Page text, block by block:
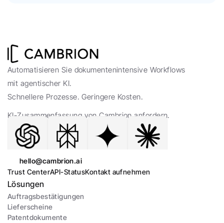
Automatisieren Sie dokumentenintensive Workflows
mit agentischer KI.
Schnellere Prozesse. Geringere Kosten.
KI-Zusammenfassung von Cambrion anfordern.
hello@cambrion.ai
Trust CenterAPI-StatusKontakt aufnehmen
Lösungen
Auftragsbestätigungen
Lieferscheine
Patentdokumente